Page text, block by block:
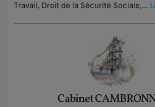
Travail, Droit de la Sécurité Sociale,...
Cabinet